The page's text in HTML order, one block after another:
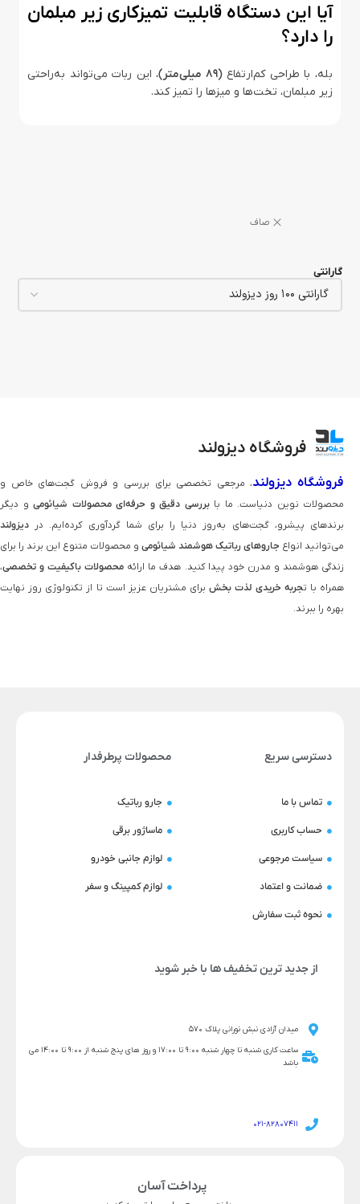
آیا این دستگاه قابلیت تمیزکاری زیر مبلمان
را دارد؟
بله، با طراحی کم‌ارتفاع(89 میلی‌متر)
، این ربات می‌تواند به‌راحتی
زیر مبلمان، تخت‌ها و میزها را تمیز کند.
گارانتی
فروشگاه دیزولند
فروشگاه دیزولند، مرجعی تخصصی برای بررسی و فروش گجت‌های خاص و
محصولات نوین دنیاست. ما بابررسی دقیق و حرفه‌ای محصولات شیائومی و دیگر
برندهای پیشرو، گجت‌های به‌روز دنیا را برای شما گردآوری کرده‌ایم. در دیزولند
می‌توانید انواع جاروهای رباتیک هوشمند شیائومی و محصولات متنوع این برند را برای
زندگی هوشمند و مدرن خود پیدا کنید. هدف ما ارائه محصولات باکیفیت و تخصصی،
همراه با تجربه خریدی لذت‌ بخشبرای مشتریان عزیز است تا از تکنولوژی روز نهایت
بهره را ببرند.
دسترسی سریع
تماس با ما
حساب کاربری
سیاست مرجوعی
ضمانت و اعتماد
نحوه ثبت سفارش
محصولات پرطرفدار
جارو رباتیک
ماساژور برقی
لوازم جانبی خودرو
لوازم کمپینگ و سفر
از جدید ترین تخفیف ها با خبر شوید
میدان آزادی نبش نورانی پلاک 570
ساعت کاری شنبه تا چهار شنبه 9:00 تا 17:00 و روز های پنج شنبه از 9:00 تا 14:00 می
باشد
021-82807411
پرداخت آسان